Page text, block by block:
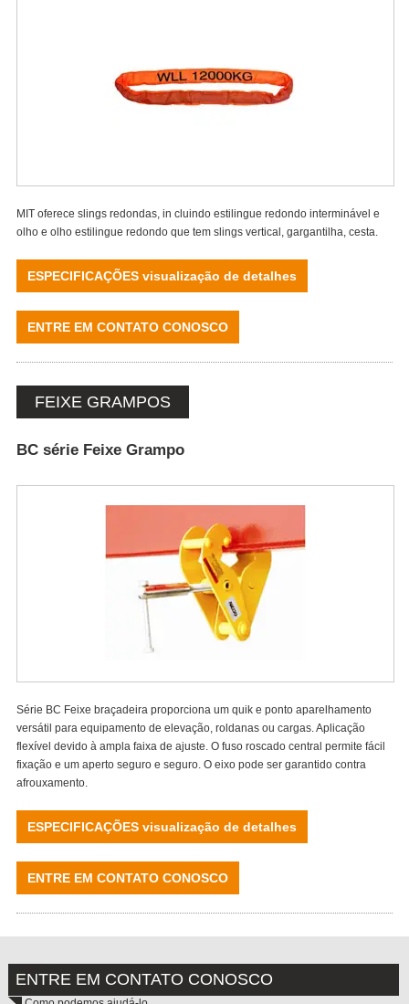
MIT oferece slings redondas, in cluindo estilingue redondo interminável e
olho e olho estilingue redondo que tem slings vertical, gargantilha, cesta.
ESPECIFICAÇÕES visualização de detalhes
ENTRE EM CONTATO CONOSCO
FEIXE GRAMPOS
BC série Feixe Grampo
Série BC Feixe braçadeira proporciona um quik e ponto aparelhamento
versátil para equipamento de elevação, roldanas ou cargas. Aplicação
flexível devido à ampla faixa de ajuste. O fuso roscado central permite fácil
fixação e um aperto seguro e seguro. O eixo pode ser garantido contra
afrouxamento.
ESPECIFICAÇÕES visualização de detalhes
ENTRE EM CONTATO CONOSCO
ENTRE EM CONTATO CONOSCO